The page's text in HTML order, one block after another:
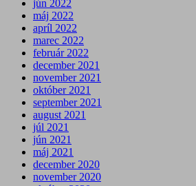
jún 2022
máj 2022
apríl 2022
marec 2022
február 2022
december 2021
november 2021
október 2021
september 2021
august 2021
júl 2021
jún 2021
máj 2021
december 2020
november 2020